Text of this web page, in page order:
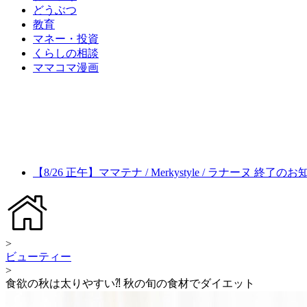
どうぶつ
教育
マネー・投資
くらしの相談
ママコマ漫画
【8/26 正午】ママテナ / Merkystyle / ラナーヌ 終了のお
>
ビューティー
>
食欲の秋は太りやすい⁈ 秋の旬の食材でダイエット